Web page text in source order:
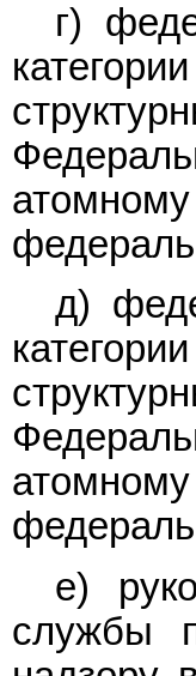
г)
д)
е)
службы